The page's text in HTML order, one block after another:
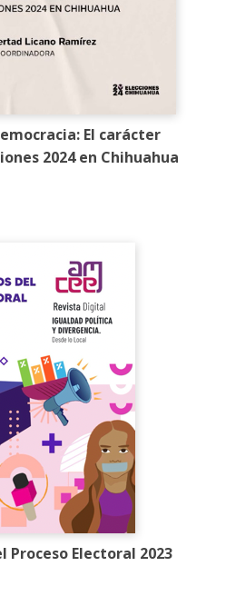
El carácter
2024 en Chihuahua
Proceso Electoral 2023